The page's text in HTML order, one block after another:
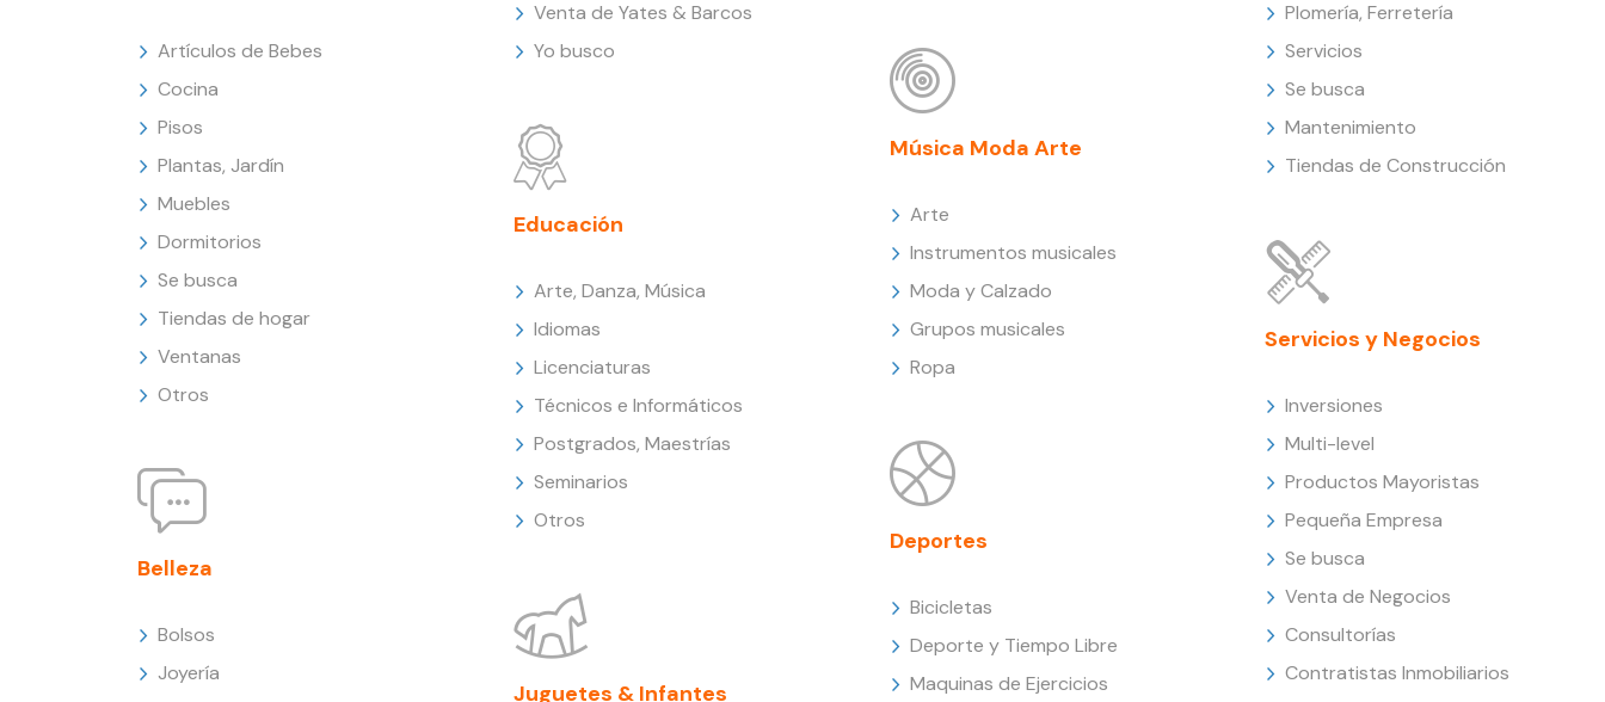
Artículos de Bebes
Cocina
Pisos
Plantas, Jardín
Muebles
Dormitorios
Se busca
Tiendas de hogar
Ventanas
Otros
Belleza
Bolsos
Joyería
Venta de Yates & Barcos
Yo busco
Educación
Arte, Danza, Música
Idiomas
Licenciaturas
Técnicos e Informáticos
Postgrados, Maestrías
Seminarios
Otros
Juguetes & Infantes
Música Moda Arte
Arte
Instrumentos musicales
Moda y Calzado
Grupos musicales
Ropa
Deportes
Bicicletas
Deporte y Tiempo Libre
Maquinas de Ejercicios
Plomería, Ferretería
Servicios
Se busca
Mantenimiento
Tiendas de Construcción
Servicios y Negocios
Inversiones
Multi-level
Productos Mayoristas
Pequeña Empresa
Se busca
Venta de Negocios
Consultorías
Contratistas Inmobiliarios